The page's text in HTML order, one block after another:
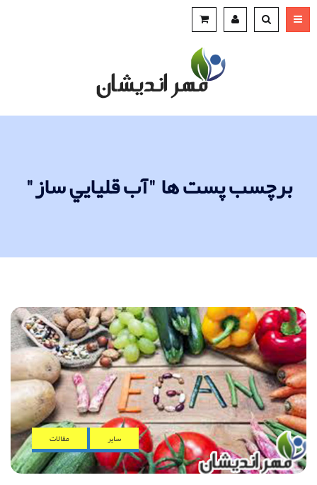
برچسب پست ها "آب قليايي ساز"
ساير مقالات